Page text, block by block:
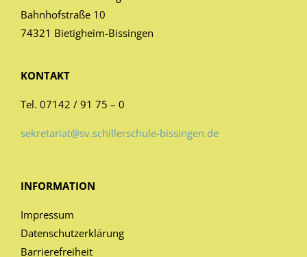
Bahnhofstraße 10
74321 Bietigheim-Bissingen
KONTAKT
Tel. 07142 / 91 75 – 0
sekretariat@sv.schillerschule-bissingen.de
INFORMATION
Impressum
Datenschutzerklärung
Barrierefreiheit